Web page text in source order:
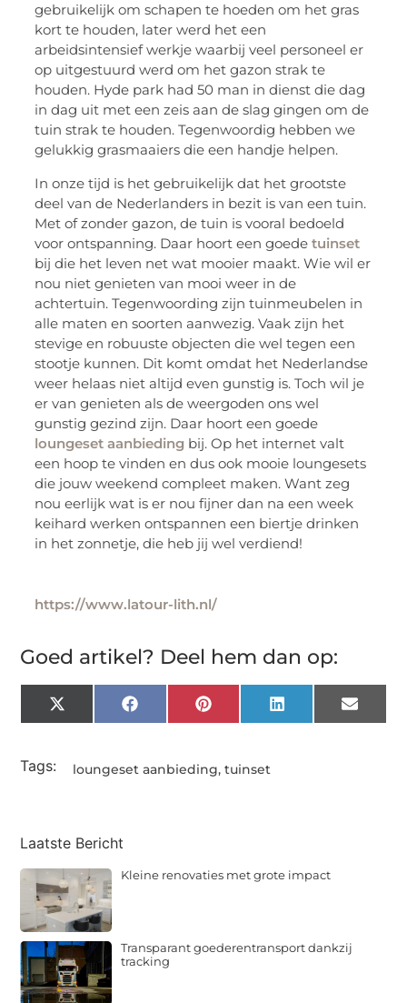
gebruikelijk om schapen te hoeden om het gras
kort te houden, later werd het een
arbeidsintensief werkje waarbij veel personeel er
op uitgestuurd werd om het gazon strak te
houden. Hyde park had 50 man in dienst die dag
in dag uit met een zeis aan de slag gingen om de
tuin strak te houden. Tegenwoordig hebben we
gelukkig grasmaaiers die een handje helpen.
In onze tijd is het gebruikelijk dat het grootste
deel van de Nederlanders in bezit is van een tuin.
Met of zonder gazon, de tuin is vooral bedoeld
voor ontspanning. Daar hoort een goede tuinset
bij die het leven net wat mooier maakt. Wie wil er
nou niet genieten van mooi weer in de
achtertuin. Tegenwoording zijn tuinmeubelen in
alle maten en soorten aanwezig. Vaak zijn het
stevige en robuuste objecten die wel tegen een
stootje kunnen. Dit komt omdat het Nederlandse
weer helaas niet altijd even gunstig is. Toch wil je
er van genieten als de weergoden ons wel
gunstig gezind zijn. Daar hoort een goede
loungeset aanbieding bij. Op het internet valt
een hoop te vinden en dus ook mooie loungesets
die jouw weekend compleet maken. Want zeg
nou eerlijk wat is er nou fijner dan na een week
keihard werken ontspannen een biertje drinken
in het zonnetje, die heb jij wel verdiend!
https://www.latour-lith.nl/
Goed artikel? Deel hem dan op:
X
(Twitter)
FacebookPinterestLinkedInEmail
Tags: loungeset aanbieding,tuinset
Laatste Bericht
Kleine renovaties met grote impact
Transparant goederentransport dankzij
tracking